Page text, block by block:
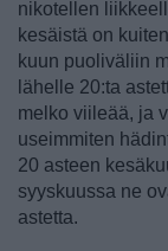
nikotellen
kesäistä on
kuun puoliväliin
lähelle 20:ta
melko viileää, ja
useimmiten
20 asteen
syyskuussa ne
astetta.